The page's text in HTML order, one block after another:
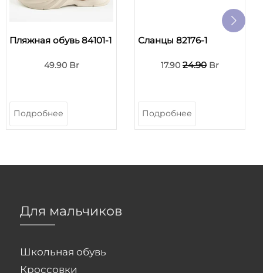
Пляжная обувь 84101-1
49.90 Br
Подробнее
Сланцы 82176-1
17.90 24.90 Br
Подробнее
Для мальчиков
Школьная обувь
Кроссовки